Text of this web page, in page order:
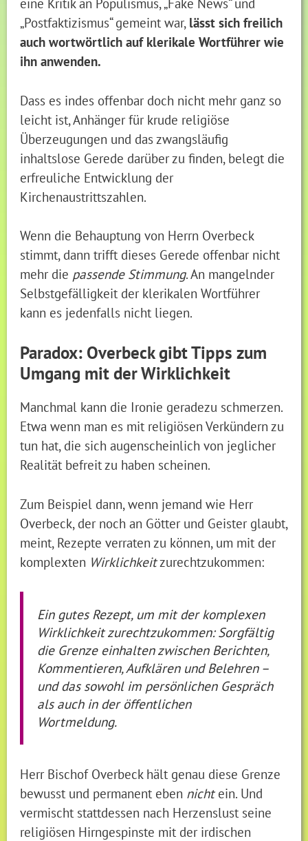
„Postfaktizismus“ gemeint war, lässt sich freilich
auch wortwörtlich auf klerikale Wortführer wie
ihn anwenden.
Dass es indes offenbar doch nicht mehr ganz so
leicht ist, Anhänger für krude religiöse
Überzeugungen und das zwangsläufig
inhaltslose Gerede darüber zu finden, belegt die
erfreuliche Entwicklung der
Kirchenaustrittszahlen.
Wenn die Behauptung von Herrn Overbeck
stimmt, dann trifft dieses Gerede offenbar nicht
mehr die passende Stimmung. An mangelnder
Selbstgefälligkeit der klerikalen Wortführer
kann es jedenfalls nicht liegen.
Paradox: Overbeck gibt Tipps zum
Umgang mit der Wirklichkeit
Manchmal kann die Ironie geradezu schmerzen.
Etwa wenn man es mit religiösen Verkündern zu
tun hat, die sich augenscheinlich von jeglicher
Realität befreit zu haben scheinen.
Zum Beispiel dann, wenn jemand wie Herr
Overbeck, der noch an Götter und Geister glaubt,
meint, Rezepte verraten zu können, um mit der
komplexten Wirklichkeitzurechtzukommen:
Ein gutes Rezept, um mit der komplexen
Wirklichkeit zurechtzukommen: Sorgfältig
die Grenze einhalten zwischen Berichten,
Kommentieren, Aufklären und Belehren –
und das sowohl im persönlichen Gespräch
als auch in der öffentlichen
Wortmeldung.
Herr Bischof Overbeck hält genau diese Grenze
bewusst und permanent eben nichtein. Und
vermischt stattdessen nach Herzenslust seine
religiösen Hirngespinste mit der irdischen